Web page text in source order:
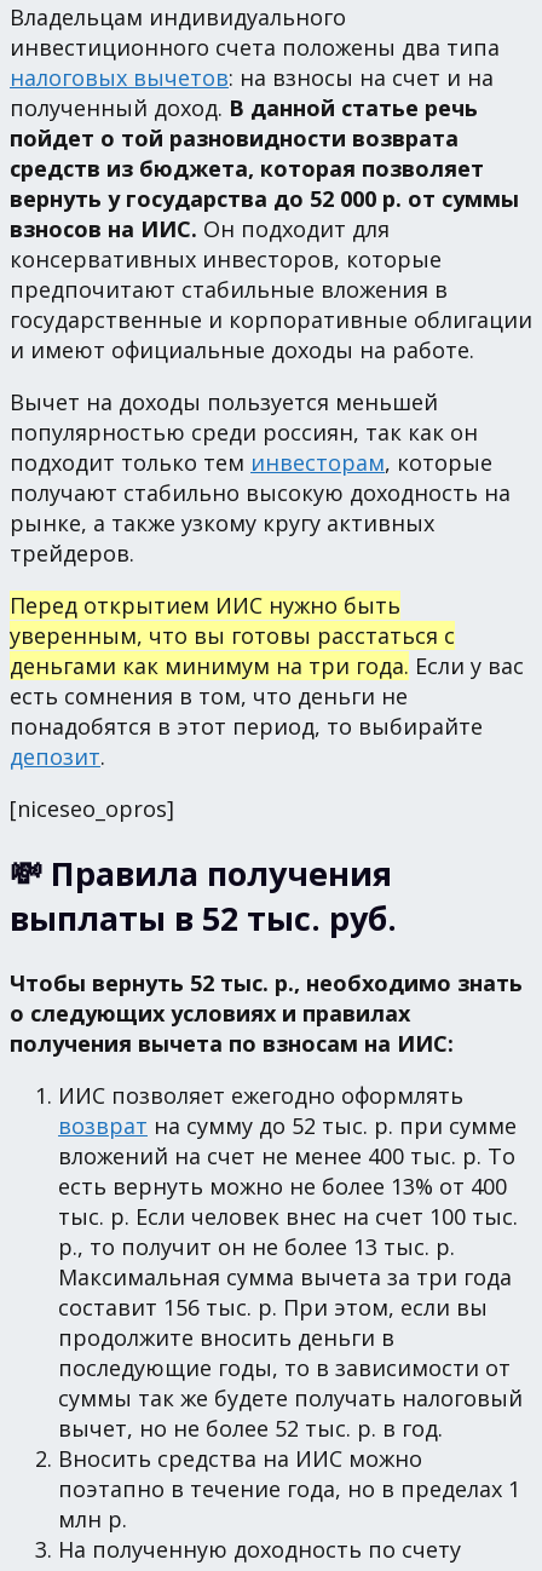
Владельцам индивидуального
инвестиционного счета положены два типа
налоговых вычетов: на взносы на счет и на
полученный доход. В данной статье речь
пойдет о той разновидности возврата
средств из бюджета, которая позволяет
вернуть у государства до 52 000 р. от суммы
взносов на ИИС. Он подходит для
консервативных инвесторов, которые
предпочитают стабильные вложения в
государственные и корпоративные облигации
и имеют официальные доходы на работе.
Вычет на доходы пользуется меньшей
популярностью среди россиян, так как он
подходит только тем инвесторам, которые
получают стабильно высокую доходность на
рынке, а также узкому кругу активных
трейдеров.
Перед открытием ИИС нужно быть
уверенным, что вы готовы расстаться с
деньгами как минимум на три года. Если у вас
есть сомнения в том, что деньги не
понадобятся в этот период, то выбирайте
депозит.
[niceseo_opros]
💸 Правила получения
выплаты в 52 тыс. руб.
Чтобы вернуть 52 тыс. р., необходимо знать
о следующих условиях и правилах
получения вычета по взносам на ИИС:
ИИС позволяет ежегодно оформлять
возврат на сумму до 52 тыс. р. при сумме
вложений на счет не менее 400 тыс. р. То
есть вернуть можно не более 13% от 400
тыс. р. Если человек внес на счет 100 тыс.
р., то получит он не более 13 тыс. р.
Максимальная сумма вычета за три года
составит 156 тыс. р. При этом, если вы
продолжите вносить деньги в
последующие годы, то в зависимости от
суммы так же будете получать налоговый
вычет, но не более 52 тыс. р. в год.
Вносить средства на ИИС можно
поэтапно в течение года, но в пределах 1
млн р.
На полученную доходность по счету